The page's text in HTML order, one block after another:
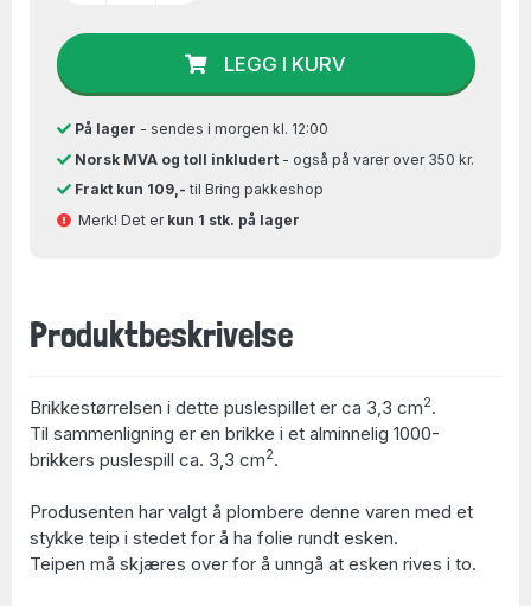
LEGG I KURV
På lager - sendes i morgen kl. 12:00
Norsk MVA og toll inkludert- også på varer over 350 kr.
Frakt kun 109,- til Bring pakkeshop
Merk! Det er kun 1 stk. på lager
Produktbeskrivelse
Brikkestørrelsen i dette puslespillet er ca 3,3 cm2.
Til sammenligning er en brikke i et alminnelig 1000-
brikkers puslespill ca. 3,3 cm2.
Produsenten har valgt å plombere denne varen med et
stykke teip i stedet for å ha folie rundt esken.
Teipen må skjæres over for å unngå at esken rives i to.